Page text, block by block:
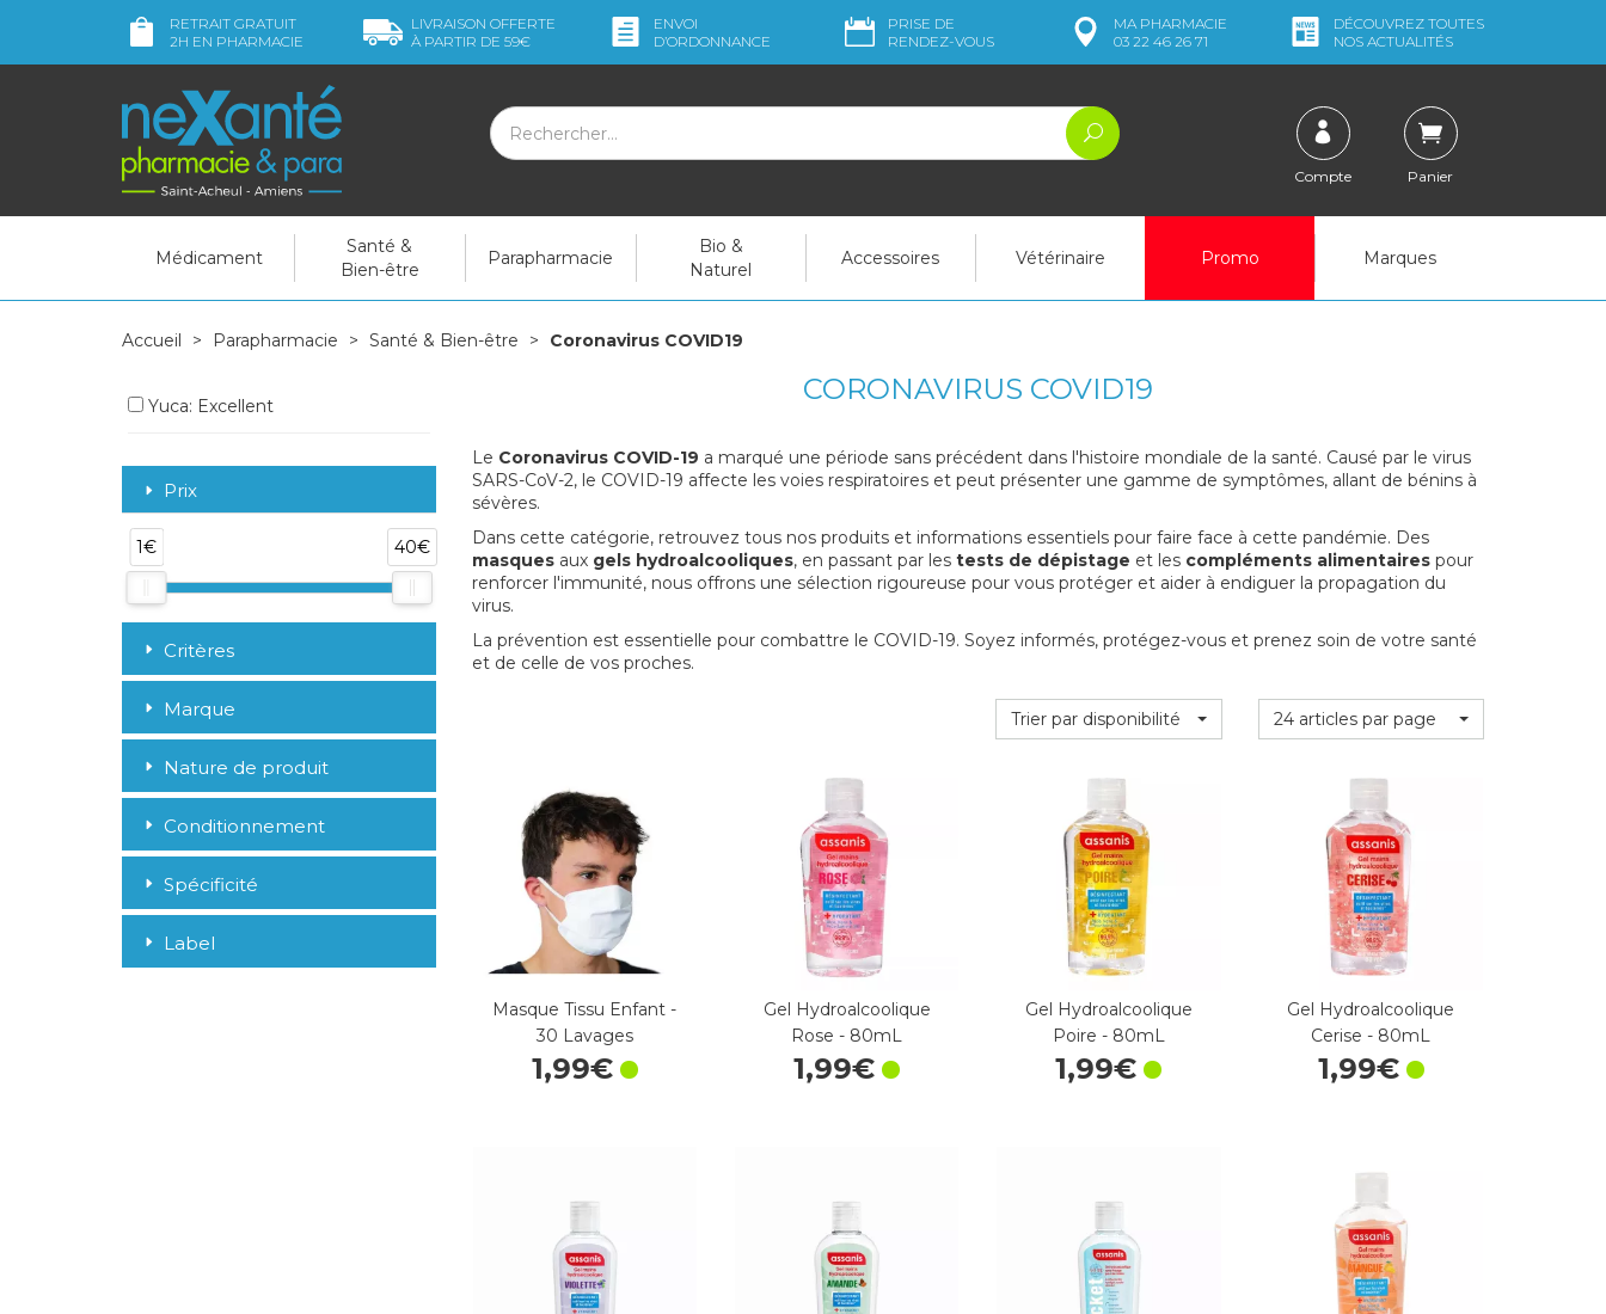
RETRAIT GRATUIT
2H EN PHARMACIE
LIVRAISON OFFERTE
À PARTIR DE 59€
ENVOI
D’ORDONNANCE
PRISE DE
RENDEZ-VOUS
MAPHARMACIE
03 22 46 26 71
DÉCOUVREZ TOUTES
NOS ACTUALITÉS
Compte Panier
Médicament
Santé &
Bien-être
Parapharmacie
Bio &
Naturel
Accessoires Vétérinaire Promo Marques
Accueil Parapharmacie Santé & Bien-être Coronavirus COVID19
CORONAVIRUS COVID19
Le Coronavirus COVID-19 a marqué une période sans précédent dans l'histoire mondiale de la santé. Causé par le virus
SARS-CoV-2, le COVID-19 affecte les voies respiratoires et peut présenter une gamme de symptômes, allant de bénins à
sévères.
Dans cette catégorie, retrouvez tous nos produits et informations essentiels pour faire face à cette pandémie. Des
masquesaux gels hydroalcooliques, en passant par les tests de dépistage et les compléments alimentairespour
renforcer l'immunité, nous offrons une sélection rigoureuse pour vous protéger et aider à endiguer la propagation du
virus.
La prévention est essentielle pour combattre le COVID-19. Soyez informés, protégez-vous et prenez soin de votre santé
et de celle de vos proches.
Trier par disponibilité 24 articles par page
Masque Tissu Enfant -
30 Lavages
1,99€
Gel Hydroalcoolique
Rose - 80mL
1,99€
Gel Hydroalcoolique
Poire - 80mL
1,99€
Gel Hydroalcoolique
Cerise - 80mL
1,99€
Yuca: Excellent
Prix
1€ 40€
Critères
Marque
Nature de produit
Conditionnement
Spécificité
Label